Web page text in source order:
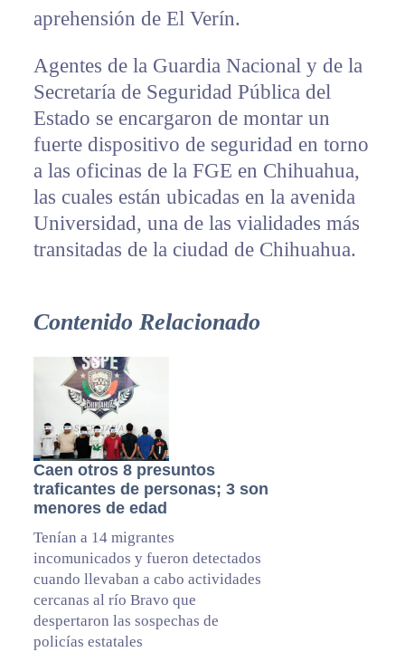
aprehensión de El Verín.
Agentes de la Guardia Nacional y de la
Secretaría de Seguridad Pública del
Estado se encargaron de montar un
fuerte dispositivo de seguridad en torno
a las oficinas de la FGE en Chihuahua,
las cuales están ubicadas en la avenida
Universidad, una de las vialidades más
transitadas de la ciudad de Chihuahua.
Contenido Relacionado
Caen otros 8 presuntos
traficantes de personas; 3 son
menores de edad
Tenían a 14 migrantes
incomunicados y fueron detectados
cuando llevaban a cabo actividades
cercanas al río Bravo que
despertaron las sospechas de
policías estatales